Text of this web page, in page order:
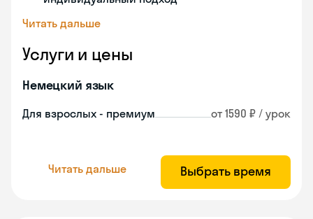
Читать дальше
Услуги и цены
Немецкий язык
Для взрослых - премиум от 1590 ₽ / урок
Читать дальше Выбрать время